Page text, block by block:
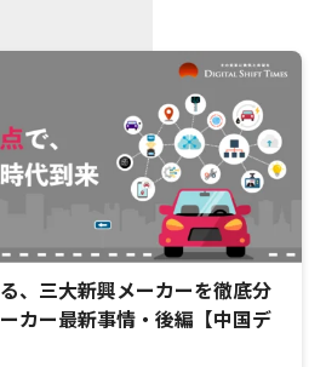
、三大新興メーカーを徹底分
カー最新事情・後編【中国デ